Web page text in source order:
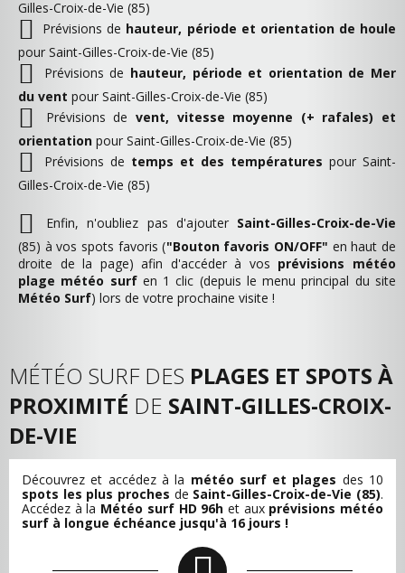
Gilles-Croix-de-Vie (85)
Prévisions de hauteur, période et orientation de houle
pour Saint-Gilles-Croix-de-Vie (85)
Prévisions de hauteur, période et orientation de Mer
du vent pour Saint-Gilles-Croix-de-Vie (85)
Prévisions de vent, vitesse moyenne (+ rafales) et
orientation pour Saint-Gilles-Croix-de-Vie (85)
Prévisions de temps et des températures pour Saint-
Gilles-Croix-de-Vie (85)
Enfin, n'oubliez pas d'ajouter Saint-Gilles-Croix-de-Vie
(85) à vos spots favoris ("Bouton favoris ON/OFF" en haut de
droite de la page) afin d'accéder à vos prévisions météo
plage météo surfen 1 clic (depuis le menu principal du site
Météo Surf) lors de votre prochaine visite !
MÉTÉO SURF DES PLAGES ET SPOTS À
PROXIMITÉ DE SAINT-GILLES-CROIX-
DE-VIE
Découvrez et accédez à la météo surf et plages des 10
spots les plus proches de Saint-Gilles-Croix-de-Vie (85).
Accédez à la Météo surf HD 96h et aux prévisions météo
surf à longue échéance jusqu'à 16 jours !